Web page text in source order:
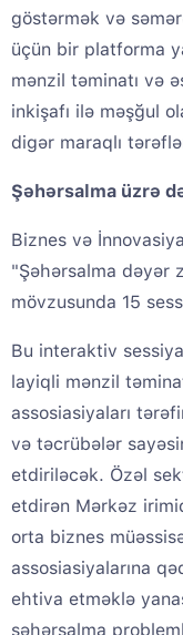
göstərmək və
üçün bir platforma
mənzil təminatı və
inkişafı ilə məşğul
digər maraqlı
Şəhərsalma üzrə
Biznes və
"Şəhərsalma dəyər
mövzusunda 15
Bu interaktiv
layiqli mənzil
assosiasiyaları
və təcrübələr
etdiriləcək. Özəl
etdirən Mərkəz
orta biznes
assosiasiyalarına
ehtiva etməklə
şəhərsalma